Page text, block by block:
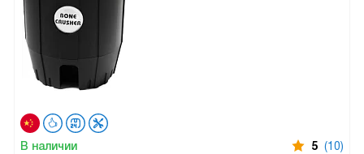
В наличии 5 (10)